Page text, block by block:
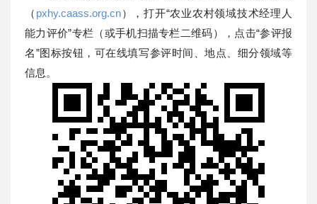
（ pxhy.caass.org.cn），打开“农业农村领域技术经理人
能力评价”专栏（或手机扫描专栏二维码），点击“参评报
名”图标按钮，可在线填写参评时间、地点、细分领域等
信息。